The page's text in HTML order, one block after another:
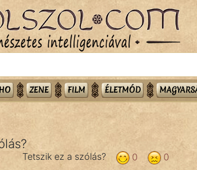
ZENE FILM ÉLETMÓD
0
0
Tetszik ez a szólás?